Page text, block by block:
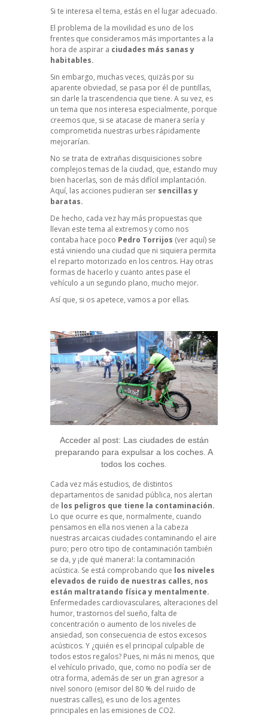
Si te interesa el tema, estás en el lugar adecuado.
El problema de la movilidad es uno de los
frentes que consideramos más importantes a la
hora de aspirar a ciudades más sanas y
habitables.
Sin embargo, muchas veces, quizás por su
aparente obviedad, se pasa por él de puntillas,
sin darle la trascendencia que tiene. A su vez, es
un tema que nos interesa especialmente, porque
creemos que, si se atacase de manera sería y
comprometida nuestras urbes rápidamente
mejorarían.
No se trata de extrañas disquisiciones sobre
complejos temas de la ciudad, que, estando muy
bien hacerlas, son de más difícil implantación.
Aquí, las acciones pudieran ser sencillas y
baratas.
De hecho, cada vez hay más propuestas que
llevan este tema al extremos y como nos
contaba hace poco Pedro Torrijos (ver aquí) se
está viniendo una ciudad que ni siquiera permita
el reparto motorizado en los centros. Hay otras
formas de hacerlo y cuanto antes pase el
vehículo a un segundo plano, mucho mejor.
Así que, si os apetece, vamos a por ellas.
Acceder al post: Las ciudades de están
preparando para expulsar a los coches. A
todos los coches.
Cada vez más estudios, de distintos
departamentos de sanidad pública, nos alertan
de los peligros que tiene la contaminación.
Lo que ocurre es que, normalmente, cuando
pensamos en ella nos vienen a la cabeza
nuestras arcaicas ciudades contaminando el aire
puro; pero otro tipo de contaminación también
se da, y ¡de qué manera!: la contaminación
acústica. Se está comprobando que los niveles
elevados de ruido de nuestras calles, nos
están maltratando física y mentalmente.
Enfermedades cardiovasculares, alteraciones del
humor, trastornos del sueño, falta de
concentración o aumento de los niveles de
ansiedad, son consecuencia de estos excesos
acústicos. Y ¿quién es el principal culpable de
todos estos regalos? Pues, ni más ni menos, que
el vehículo privado, que, como no podía ser de
otra forma, además de ser un gran agresor a
nivel sonoro (emisor del 80 % del ruido de
nuestras calles), es uno de los agentes
principales en las emisiones de CO2.